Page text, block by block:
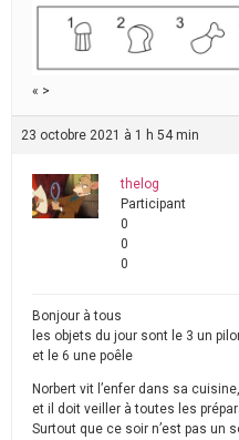
« >
23 octobre 2021 à 1 h 54 min
thelog
Participant
0
0
0
Bonjour à tous
les objets du jour sont le 3 un
et le 6 une poêle
Norbert vit l’enfer dans sa
et il doit veiller à toutes les
Surtout que ce soir n’est pas un